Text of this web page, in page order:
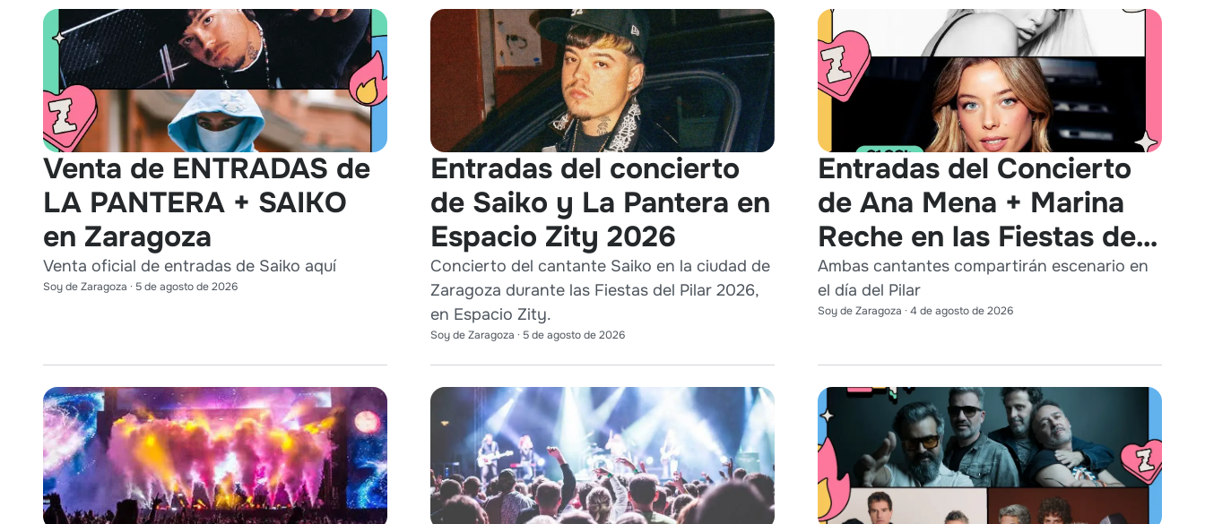
Venta de ENTRADAS de
LA PANTERA + SAIKO
en Zaragoza
Venta oficial de entradas de Saiko aquí
Soy de Zaragoza · 5 de agosto de 2026
Entradas del concierto
de Saiko y La Pantera en
Espacio Zity 2026
Concierto del cantante Saiko en la ciudad de
Zaragoza durante las Fiestas del Pilar 2026,
en Espacio Zity.
Soy de Zaragoza · 5 de agosto de 2026
Entradas del Concierto
de Ana Mena + Marina
Reche en las Fiestas del
Pilar 2026
Ambas cantantes compartirán escenario en
el día del Pilar
Soy de Zaragoza · 4 de agosto de 2026